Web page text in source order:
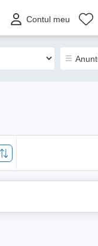
Contul meu